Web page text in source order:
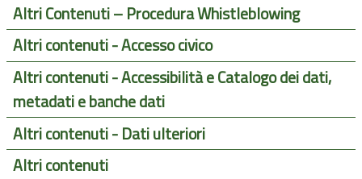
Altri Contenuti – Procedura Whistleblowing
Altri contenuti - Accesso civico
Altri contenuti - Accessibilità e Catalogo dei dati,
metadati e banche dati
Altri contenuti - Dati ulteriori
Altri contenuti